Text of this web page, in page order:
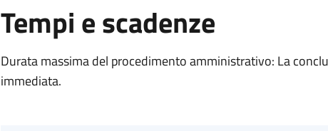
Tempi e scadenze
Durata massima del procedimento amministrativo: La
immediata.